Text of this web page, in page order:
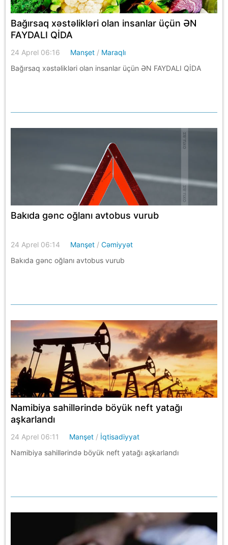
Bağırsaq xəstəlikləri olan insanlar üçün ƏN
FAYDALI QİDA
24 Aprel 06:16 Manşet / Maraqlı
Bağırsaq xəstəlikləri olan insanlar üçün ƏN FAYDALI QİDA
Bakıda gənc oğlanı avtobus vurub
24 Aprel 06:14 Manşet /Cəmiyyət
Bakıda gənc oğlanı avtobus vurub
Namibiya sahillərində böyük neft yatağı
aşkarlandı
24 Aprel 06:11 Manşet / İqtisadiyyat
Namibiya sahillərində böyük neft yatağı aşkarlandı